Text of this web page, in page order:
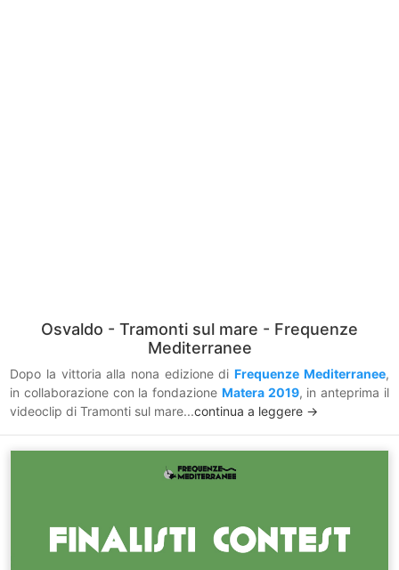
Osvaldo - Tramonti sul mare - Frequenze
Mediterranee
Dopo la vittoria alla nona edizione diFrequenze Mediterranee,
in collaborazione con la fondazione Matera 2019, in anteprima il
videoclip di Tramonti sul mare...continua a leggere ->